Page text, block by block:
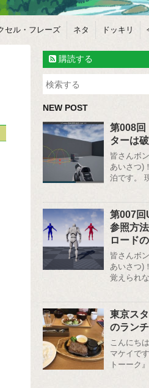
セル・フレーズ ネタ ドッキリ
購読する
NEW POST
第008回
ターは
皆さんボ
あいさつ)
泊です。
第007回
参照方
ロード
皆さんボ
あいさつ)
覚えられ
東京ス
のラン
こんにち
マケイで
トーーク